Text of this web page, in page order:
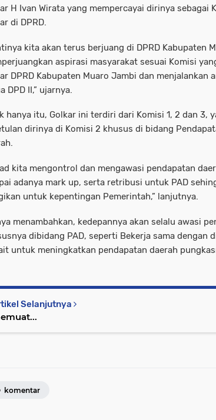
H Ivan Wirata yang mempercayai dirinya sebagai
di DPRD.
kita akan terus berjuang di DPRD Kabupaten
aspirasi masyarakat sesuai Komisi
DPRD Kabupaten Muaro Jambi dan menjalankan
DPD II,” ujarnya.
hanya itu, Golkar ini terdiri dari Komisi 1, 2 dan 3,
dirinya di Komisi 2 khusus di bidang
kita mengontrol dan mengawasi pendapatan
adanya mark up, serta retribusi untuk PAD
untuk kepentingan Pemerintah,” lanjutnya.
menambahkan, kedepannya akan selalu awasi
dibidang PAD, seperti Bekerja sama dengan
untuk meningkatkan pendapatan daerah
Selanjutnya
komentar